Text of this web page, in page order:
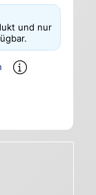
und nur